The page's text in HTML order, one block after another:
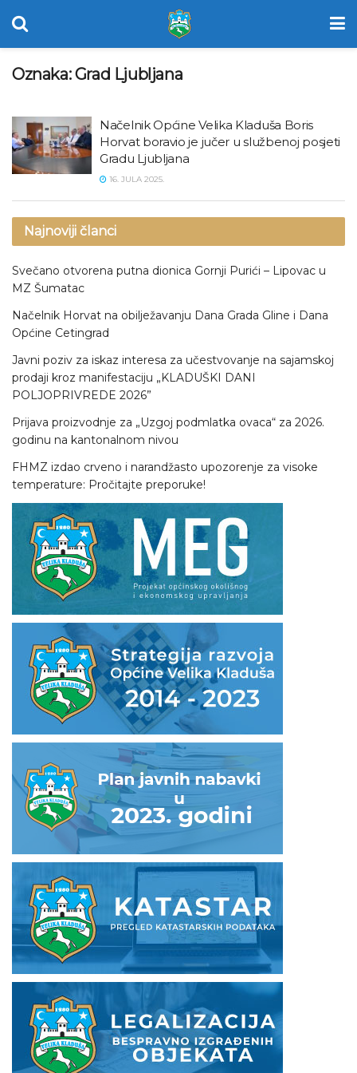
Oznaka:Grad Ljubljana
Načelnik Općine Velika Kladuša Boris
Horvat boravio je jučer u službenoj posjeti
Gradu Ljubljana
16. JULA 2025.
Najnoviji članci
Svečano otvorena putna dionica Gornji Purići – Lipovac u
MZ Šumatac
Načelnik Horvat na obilježavanju Dana Grada Gline i Dana
Općine Cetingrad
Javni poziv za iskaz interesa za učestvovanje na sajamskoj
prodaji kroz manifestaciju „KLADUŠKI DANI
POLJOPRIVREDE 2026”
Prijava proizvodnje za „Uzgoj podmlatka ovaca“ za 2026.
godinu na kantonalnom nivou
FHMZ izdao crveno i narandžasto upozorenje za visoke
temperature: Pročitajte preporuke!